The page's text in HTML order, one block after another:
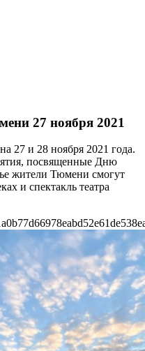
27 ноября 2021
27 и 28 ноября 2021 года.
посвященные Дню
жители Тюмени смогут
и спектакль театра